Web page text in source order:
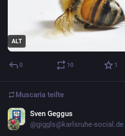
ALT
0 10 1
Muscaria teilte
Sven Geggus
@giggls@karlsruhe-social.de